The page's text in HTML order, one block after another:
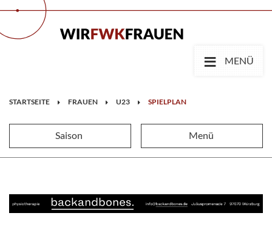
≡ MENÜ
STARTSEITE FRAUEN U23 SPIELPLAN
Menü
Saison